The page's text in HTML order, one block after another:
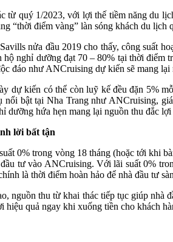
từ quý 1/2023, với lợi thế tiềm năng du
“thời điểm vàng” làn sóng khách du lịch
nửa đầu 2019 cho thấy, công suất
hộ nghỉ dưỡng đạt 70 – 80% tại thời
đáo như ANCruising dự kiến sẽ mang
dự kiến có thể còn luỹ kế đều đặn 5%
nổi bật tại Nha Trang như ANCruising,
dưỡng hứa hẹn mang lại nguồn thu đắc
lời bất tận
0% trong vòng 18 tháng (hoặc tới khi
tư vào ANCruising. Với lãi suất 0%
là thời điểm hoàn hảo để nhà đầu tư
nguồn thu từ khai thác tiếp tục giúp
hiệu quả ngay khi xuống tiền cho khách